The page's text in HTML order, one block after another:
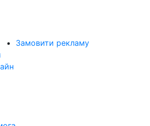
Замовити рекламу